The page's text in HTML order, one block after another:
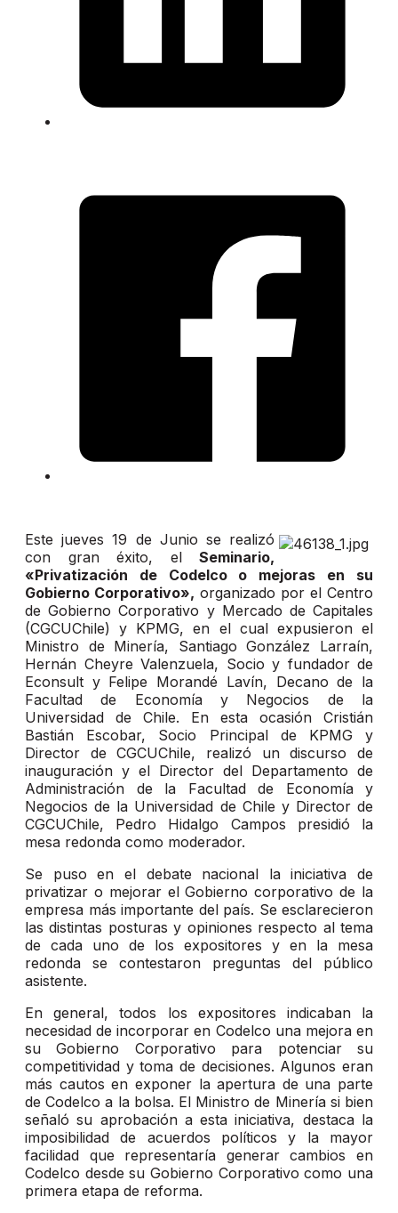
Este jueves 19 de Junio se realizó
con gran éxito, el Seminario,
«Privatización de Codelco o mejoras en su
Gobierno Corporativo», organizado por el Centro
de Gobierno Corporativo y Mercado de Capitales
(CGCUChile) y KPMG, en el cual expusieron el
Ministro de Minería, Santiago González Larraín,
Hernán Cheyre Valenzuela, Socio y fundador de
Econsult y Felipe Morandé Lavín, Decano de la
Facultad de Economía y Negocios de la
Universidad de Chile. En esta ocasión Cristián
Bastián Escobar, Socio Principal de KPMG y
Director de CGCUChile, realizó un discurso de
inauguración y el Director del Departamento de
Administración de la Facultad de Economía y
Negocios de la Universidad de Chile y Director de
CGCUChile, Pedro Hidalgo Campos presidió la
mesa redonda como moderador.
Se puso en el debate nacional la iniciativa de
privatizar o mejorar el Gobierno corporativo de la
empresa más importante del país. Se esclarecieron
las distintas posturas y opiniones respecto al tema
de cada uno de los expositores y en la mesa
redonda se contestaron preguntas del público
asistente.
En general, todos los expositores indicaban la
necesidad de incorporar en Codelco una mejora en
su Gobierno Corporativo para potenciar su
competitividad y toma de decisiones. Algunos eran
más cautos en exponer la apertura de una parte
de Codelco a la bolsa. El Ministro de Minería si bien
señaló su aprobación a esta iniciativa, destaca la
imposibilidad de acuerdos políticos y la mayor
facilidad que representaría generar cambios en
Codelco desde su Gobierno Corporativo como una
primera etapa de reforma.